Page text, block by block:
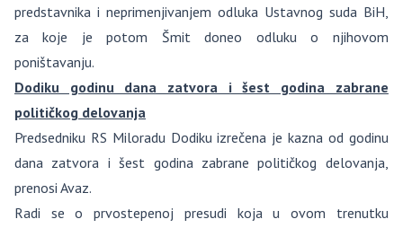
predstavnika i neprimenjivanjem odluka Ustavnog suda BiH,
za koje je potom Šmit doneo odluku o njihovom
poništavanju.
Dodiku godinu dana zatvora i šest godina zabrane
političkog delovanja
Predsedniku RS Miloradu Dodiku izrečena je kazna od godinu
dana zatvora i šest godina zabrane političkog delovanja,
prenosi Avaz.
Radi se o prvostepenoj presudi koja u ovom trenutku